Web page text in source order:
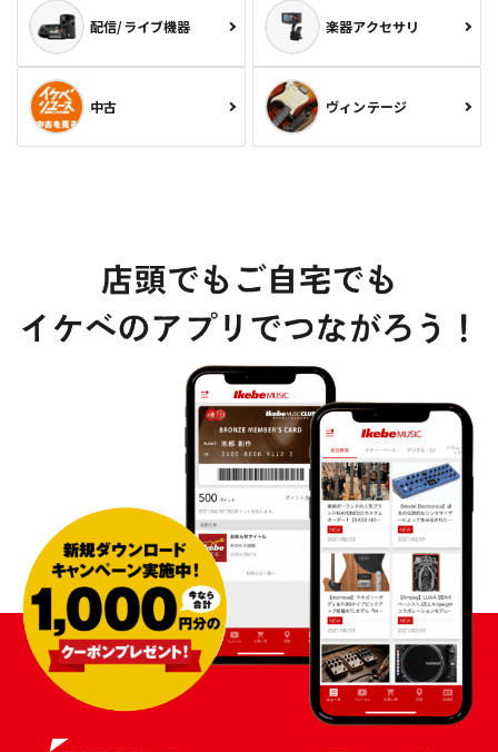
配信/ライブ機器 楽器アクセサリ
中古 ヴィンテージ